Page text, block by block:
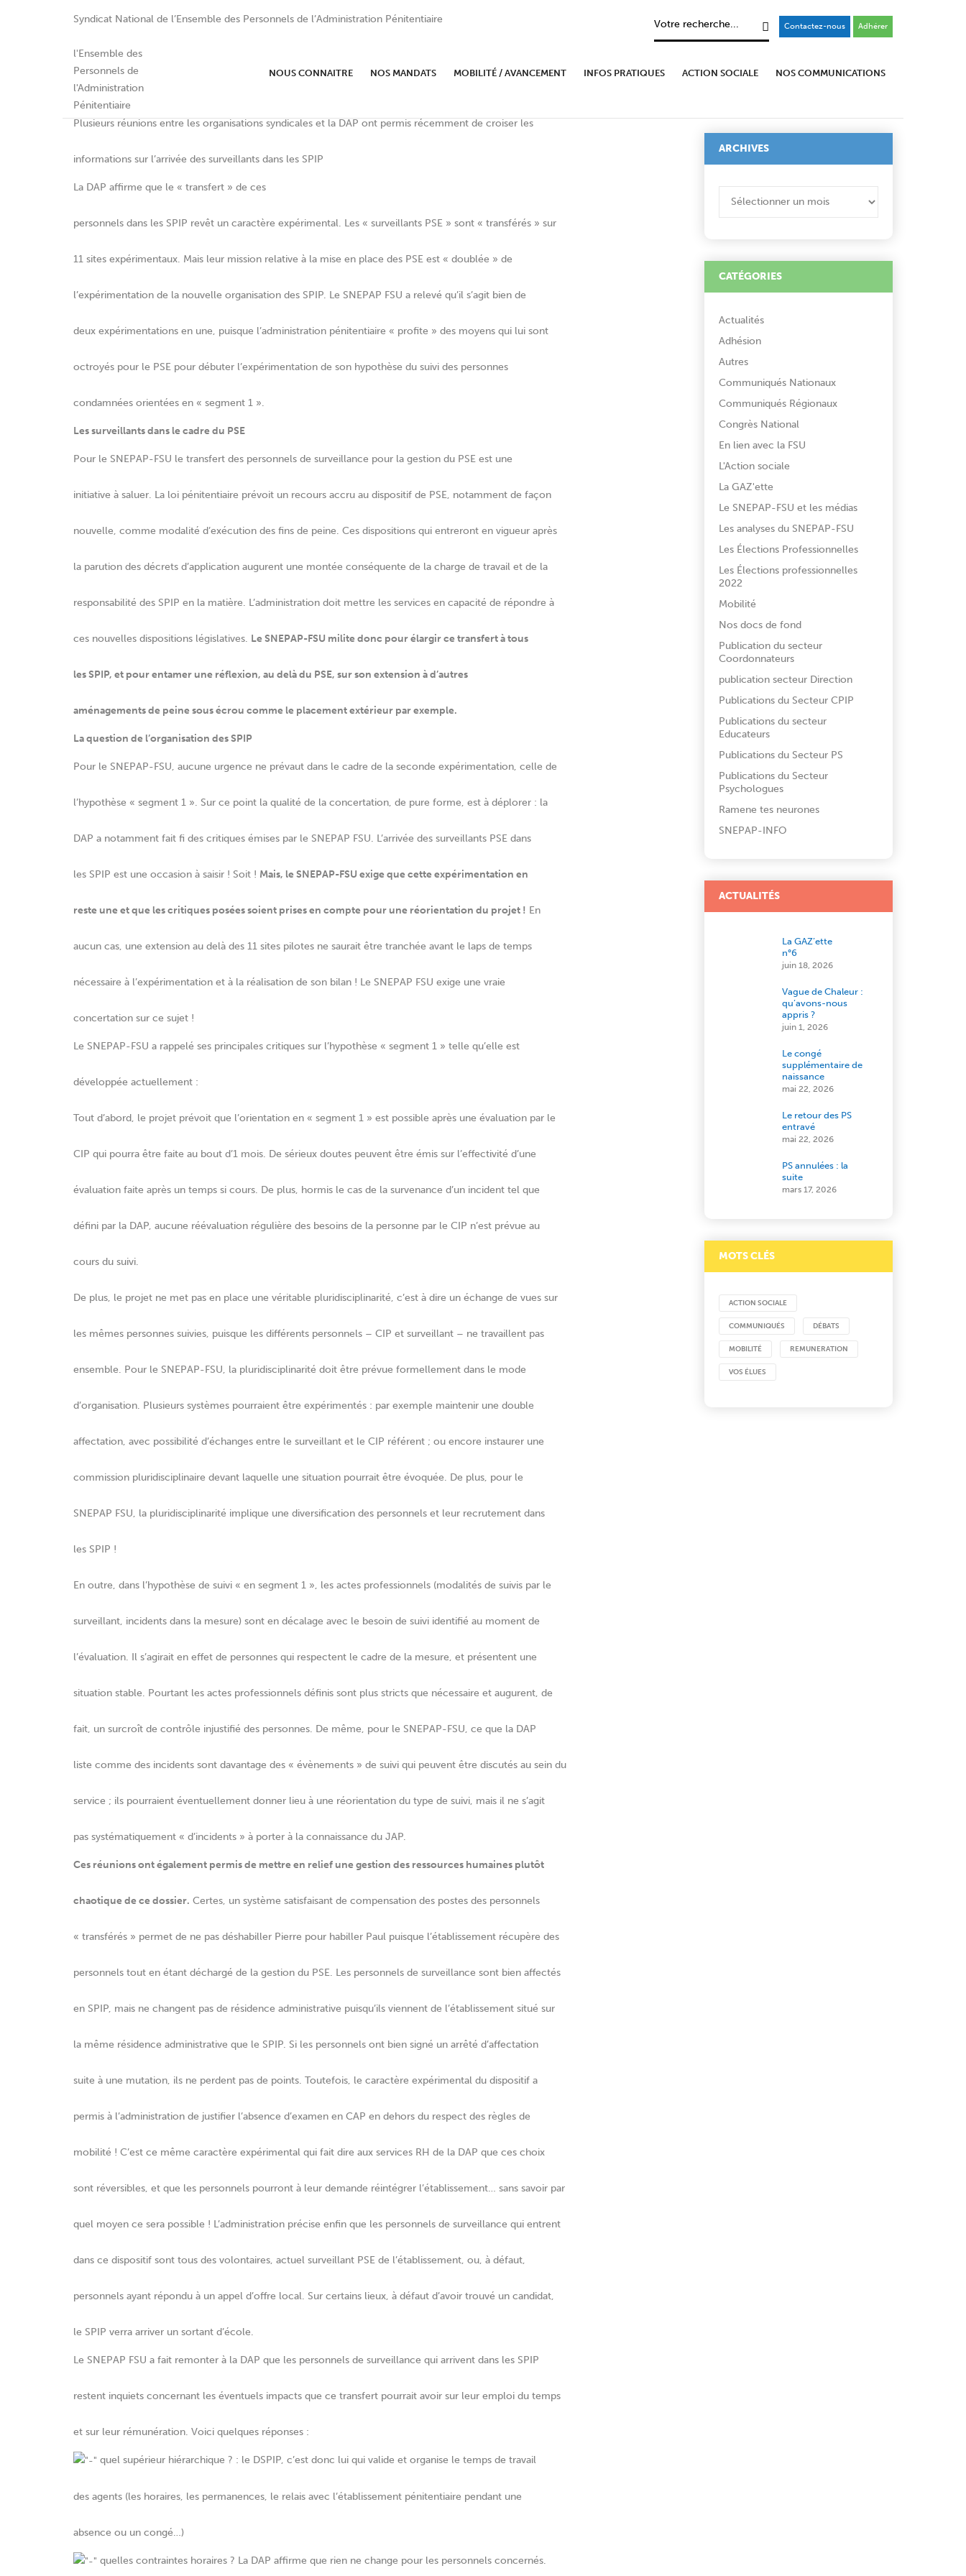
Syndicat National de l’Ensemble des Personnels de l’Administration Pénitentiaire
Contactez-nous Adhérer
NOUS CONNAITRE NOS MANDATS MOBILITÉ / AVANCEMENT INFOS PRATIQUES ACTION SOCIALE NOS COMMUNICATIONS
Surveillants dans les SPIP : une révolution tranquille ?…
Plusieurs réunions entre les organisations syndicales et la DAP ont permis récemment de croiser les
informations sur l’arrivée des surveillants dans les SPIP
La DAP affirme que le « transfert » de ces
personnels dans les SPIP revêt un caractère expérimental. Les « surveillants PSE » sont « transférés » sur
11 sites expérimentaux. Mais leur mission relative à la mise en place des PSE est « doublée » de
l’expérimentation de la nouvelle organisation des SPIP. Le SNEPAP FSU a relevé qu’il s’agit bien de
deux expérimentations en une, puisque l’administration pénitentiaire « profite » des moyens qui lui sont
octroyés pour le PSE pour débuter l’expérimentation de son hypothèse du suivi des personnes
condamnées orientées en « segment 1 ».
Les surveillants dans le cadre du PSE
Pour le SNEPAP-FSU le transfert des personnels de surveillance pour la gestion du PSE est une
initiative à saluer. La loi pénitentiaire prévoit un recours accru au dispositif de PSE, notamment de façon
nouvelle, comme modalité d’exécution des fins de peine. Ces dispositions qui entreront en vigueur après
la parution des décrets d’application augurent une montée conséquente de la charge de travail et de la
responsabilité des SPIP en la matière. L’administration doit mettre les services en capacité de répondre à
ces nouvelles dispositions législatives. Le SNEPAP-FSU milite donc pour élargir ce transfert à tous
les SPIP, et pour entamer une réflexion, au delà du PSE, sur son extension à d’autres
aménagements de peine sous écrou comme le placement extérieur par exemple.
La question de l’organisation des SPIP
Pour le SNEPAP-FSU, aucune urgence ne prévaut dans le cadre de la seconde expérimentation, celle de
l’hypothèse « segment 1 ». Sur ce point la qualité de la concertation, de pure forme, est à déplorer : la
DAP a notamment fait fi des critiques émises par le SNEPAP FSU. L’arrivée des surveillants PSE dans
les SPIP est une occasion à saisir ! Soit ! Mais, le SNEPAP-FSU exige que cette expérimentation en
reste une et que les critiques posées soient prises en compte pour une réorientation du projet ! En
aucun cas, une extension au delà des 11 sites pilotes ne saurait être tranchée avant le laps de temps
nécessaire à l’expérimentation et à la réalisation de son bilan ! Le SNEPAP FSU exige une vraie
concertation sur ce sujet !
Le SNEPAP-FSU a rappelé ses principales critiques sur l’hypothèse « segment 1 » telle qu’elle est
développée actuellement :
Tout d’abord, le projet prévoit que l’orientation en « segment 1 » est possible après une évaluation par le
CIP qui pourra être faite au bout d’1 mois. De sérieux doutes peuvent être émis sur l’effectivité d’une
évaluation faite après un temps si cours. De plus, hormis le cas de la survenance d’un incident tel que
défini par la DAP, aucune réévaluation régulière des besoins de la personne par le CIP n’est prévue au
cours du suivi.
De plus, le projet ne met pas en place une véritable pluridisciplinarité, c’est à dire un échange de vues sur
les mêmes personnes suivies, puisque les différents personnels – CIP et surveillant – ne travaillent pas
ensemble. Pour le SNEPAP-FSU, la pluridisciplinarité doit être prévue formellement dans le mode
d’organisation. Plusieurs systèmes pourraient être expérimentés : par exemple maintenir une double
affectation, avec possibilité d’échanges entre le surveillant et le CIP référent ; ou encore instaurer une
commission pluridisciplinaire devant laquelle une situation pourrait être évoquée. De plus, pour le
SNEPAP FSU, la pluridisciplinarité implique une diversification des personnels et leur recrutement dans
les SPIP !
En outre, dans l’hypothèse de suivi « en segment 1 », les actes professionnels (modalités de suivis par le
surveillant, incidents dans la mesure) sont en décalage avec le besoin de suivi identifié au moment de
l’évaluation. Il s’agirait en effet de personnes qui respectent le cadre de la mesure, et présentent une
situation stable. Pourtant les actes professionnels définis sont plus stricts que nécessaire et augurent, de
fait, un surcroît de contrôle injustifié des personnes. De même, pour le SNEPAP-FSU, ce que la DAP
liste comme des incidents sont davantage des « évènements » de suivi qui peuvent être discutés au sein du
service ; ils pourraient éventuellement donner lieu à une réorientation du type de suivi, mais il ne s’agit
pas systématiquement « d’incidents » à porter à la connaissance du JAP.
Ces réunions ont également permis de mettre en relief une gestion des ressources humaines plutôt
chaotique de ce dossier. Certes, un système satisfaisant de compensation des postes des personnels
« transférés » permet de ne pas déshabiller Pierre pour habiller Paul puisque l’établissement récupère des
personnels tout en étant déchargé de la gestion du PSE. Les personnels de surveillance sont bien affectés
en SPIP, mais ne changent pas de résidence administrative puisqu’ils viennent de l’établissement situé sur
la même résidence administrative que le SPIP. Si les personnels ont bien signé un arrêté d’affectation
suite à une mutation, ils ne perdent pas de points. Toutefois, le caractère expérimental du dispositif a
permis à l’administration de justifier l’absence d’examen en CAP en dehors du respect des règles de
mobilité ! C’est ce même caractère expérimental qui fait dire aux services RH de la DAP que ces choix
sont réversibles, et que les personnels pourront à leur demande réintégrer l’établissement… sans savoir par
quel moyen ce sera possible ! L’administration précise enfin que les personnels de surveillance qui entrent
dans ce dispositif sont tous des volontaires, actuel surveillant PSE de l’établissement, ou, à défaut,
personnels ayant répondu à un appel d’offre local. Sur certains lieux, à défaut d’avoir trouvé un candidat,
le SPIP verra arriver un sortant d’école.
Le SNEPAP FSU a fait remonter à la DAP que les personnels de surveillance qui arrivent dans les SPIP
restent inquiets concernant les éventuels impacts que ce transfert pourrait avoir sur leur emploi du temps
et sur leur rémunération. Voici quelques réponses :
quel supérieur hiérarchique ? : le DSPIP, c’est donc lui qui valide et organise le temps de travail
des agents (les horaires, les permanences, le relais avec l’établissement pénitentiaire pendant une
absence ou un congé…)
quelles contraintes horaires ? La DAP affirme que rien ne change pour les personnels concernés.
ARCHIVES
CATÉGORIES
Actualités
Adhésion
Autres
Communiqués Nationaux
Communiqués Régionaux
Congrès National
En lien avec la FSU
L'Action sociale
La GAZ'ette
Le SNEPAP-FSU et les médias
Les analyses du SNEPAP-FSU
Les Élections Professionnelles
Les Élections professionnelles
2022
Mobilité
Nos docs de fond
Publication du secteur
Coordonnateurs
publication secteur Direction
Publications du Secteur CPIP
Publications du secteur
Educateurs
Publications du Secteur PS
Publications du Secteur
Psychologues
Ramene tes neurones
SNEPAP-INFO
ACTUALITÉS
La GAZ’ette
n°6
juin 18, 2026
Vague de Chaleur :
qu’avons-nous
appris ?
juin 1, 2026
Le congé
supplémentaire de
naissance
mai 22, 2026
Le retour des PS
entravé
mai 22, 2026
PS annulées : la
suite
mars 17, 2026
MOTS CLÉS
ACTION SOCIALE
COMMUNIQUÉS DÉBATS
MOBILITÉ REMUNERATION
VOS ÉLUES